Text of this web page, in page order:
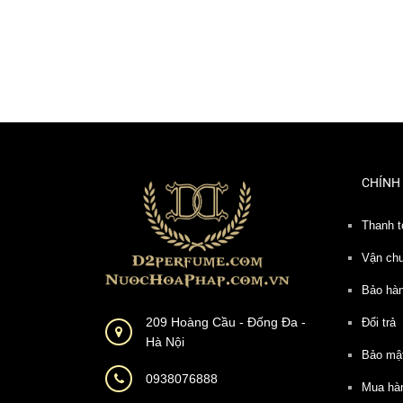
209 Hoàng Cầu - Đống Đa -
Hà Nội
0938076888
CHÍNH
Thanh
Vận
Bảo
Đổi trả
Bảo
Mua